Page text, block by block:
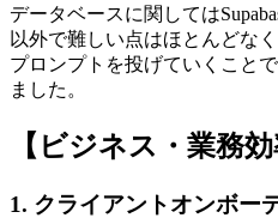
データベースに関しては
以外で難しい点はほとんどな
プロンプトを投げていくこと
ました。
【ビジネス・業務効
1. クライアントオンボー